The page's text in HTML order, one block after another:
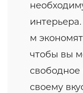
м
чтобы вы
свободное
своему